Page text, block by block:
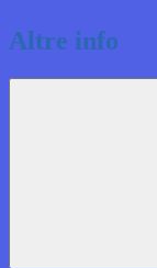
Altre info